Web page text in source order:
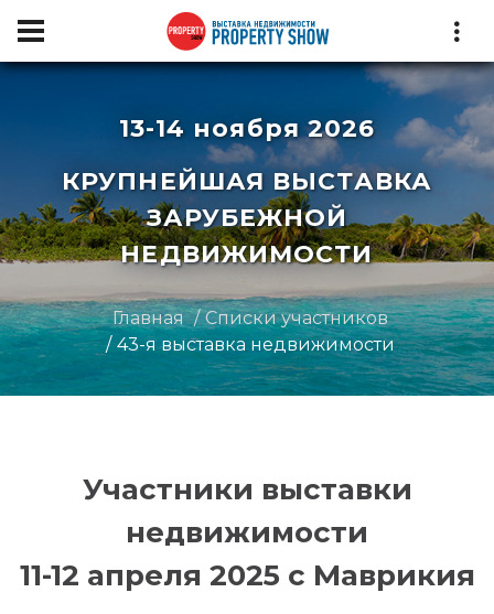
13-14 ноября 2026
КРУПНЕЙШАЯ ВЫСТАВКА
ЗАРУБЕЖНОЙ
НЕДВИЖИМОСТИ
Главная
Списки участников
43-я выставка недвижимости
Участники выставки
недвижимости
11-12 апреля 2025 с Маврикия